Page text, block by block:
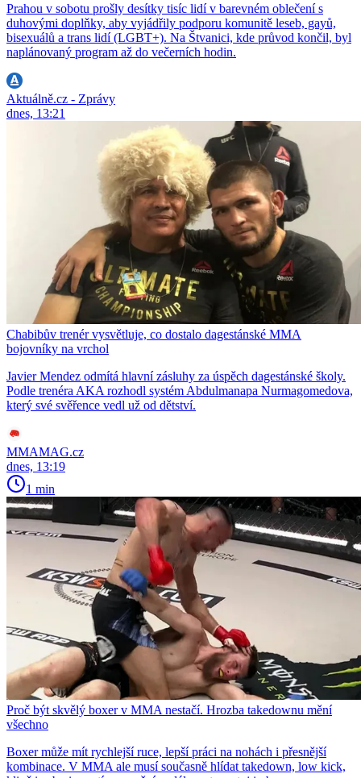
Prahou v sobotu prošly desítky tisíc lidí v barevném oblečení s
duhovými doplňky, aby vyjádřily podporu komunitě leseb, gayů,
bisexuálů a trans lidí (LGBT+). Na Štvanici, kde průvod končil, byl
naplánovaný program až do večerních hodin.
Aktuálně.cz - Zprávy
dnes, 13:21
Chabibův trenér vysvětluje, co dostalo dagestánské MMA
bojovníky na vrchol
Javier Mendez odmítá hlavní zásluhy za úspěch dagestánské školy.
Podle trenéra AKA rozhodl systém Abdulmanapa Nurmagomedova,
který své svěřence vedl už od dětství.
MMAMAG.cz
dnes, 13:19
1 min
Proč být skvělý boxer v MMA nestačí. Hrozba takedownu mění
všechno
Boxer může mít rychlejší ruce, lepší práci na nohách i přesnější
kombinace. V MMA ale musí současně hlídat takedown, low kick,